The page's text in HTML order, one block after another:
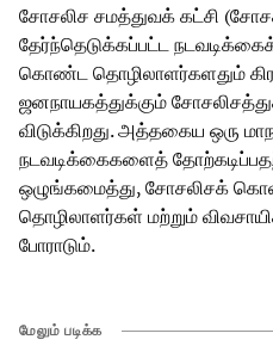
சோசலிச சமத்துவக் கட்சி
தேர்ந்தெடுக்கப்பட்ட
கொண்ட தொழிலாளர்களதும்
ஜனநாயகத்துக்கும்
விடுக்கிறது. அத்தகைய ஒரு
நடவடிக்கைகளைத்
ஒழுங்கமைத்து, சோசலிசக்
தொழிலாளர்கள் மற்றும்
போராடும்.
மேலும் படிக்க